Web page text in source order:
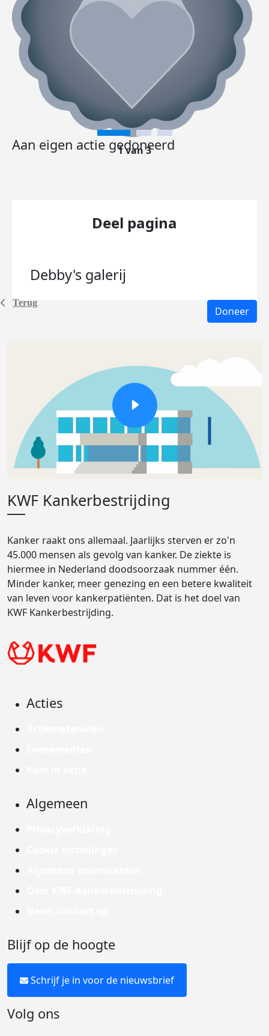
Terug
Aan eigen actie gedoneerd
1 van 3
Deel pagina
Debby's galerij
Doneer
KWF Kankerbestrijding
Kanker raakt ons allemaal. Jaarlijks sterven er zo'n
45.000 mensen als gevolg van kanker. De ziekte is
hiermee in Nederland doodsoorzaak nummer één.
Minder kanker, meer genezing en een betere kwaliteit
van leven voor kankerpatiënten. Dat is het doel van
KWF Kankerbestrijding.
Acties
Algemeen
Blijf op de hoogte
Schrijf je in voor de nieuwsbrief
Volg ons